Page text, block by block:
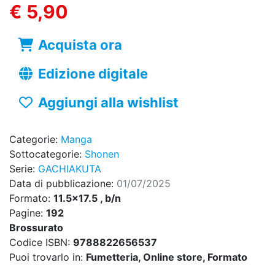
€ 5,90
Acquista ora
Edizione digitale
Aggiungi alla wishlist
Categorie: Manga
Sottocategorie: Shonen
Serie: GACHIAKUTA
Data di pubblicazione: 01/07/2025
Formato: 11.5x17.5 , b/n
Pagine: 192
Brossurato
Codice ISBN: 9788822656537
Puoi trovarlo in: Fumetteria, Online store, Formato